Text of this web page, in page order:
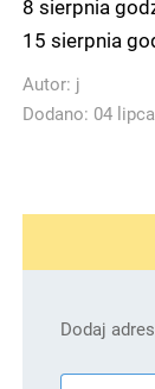
8 sierpnia
15 sierpnia
Autor: j
Dodano: 04
Dodaj